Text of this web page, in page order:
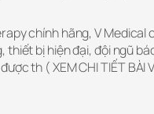
chính hãng, V Medical
bị hiện đại, đội ngũ
th ( XEM CHI TIẾT BÀI